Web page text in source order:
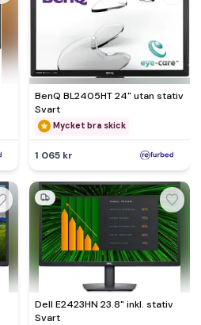
BenQ BL2405HT 24" utan stativ
Svart
Mycket bra skick
1 065 kr
Dell E2423HN 23.8" inkl. stativ
Svart